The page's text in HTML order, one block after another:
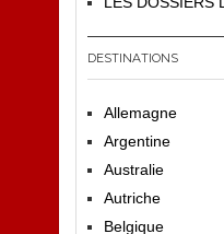
DESTINATIONS
Allemagne
Argentine
Australie
Autriche
Belgique